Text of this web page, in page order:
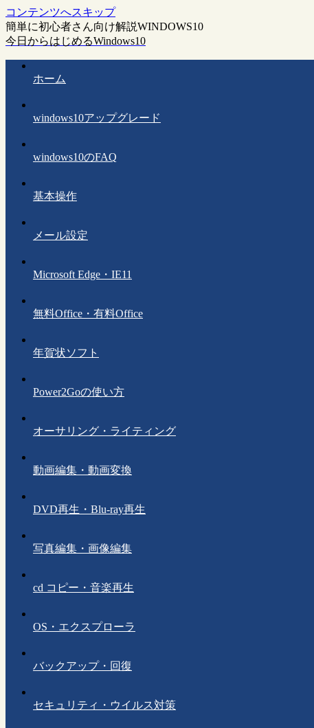
コンテンツへスキップ
簡単に初心者さん向け解説WINDOWS10
今日からはじめるWindows10
ホーム
windows10アップグレード
windows10のFAQ
基本操作
メール設定
Microsoft Edge・IE11
無料Office・有料Office
年賀状ソフト
Power2Goの使い方
オーサリング・ライティング
動画編集・動画変換
DVD再生・Blu-ray再生
写真編集・画像編集
cd コピー・音楽再生
OS・エクスプローラ
バックアップ・回復
セキュリティ・ウイルス対策